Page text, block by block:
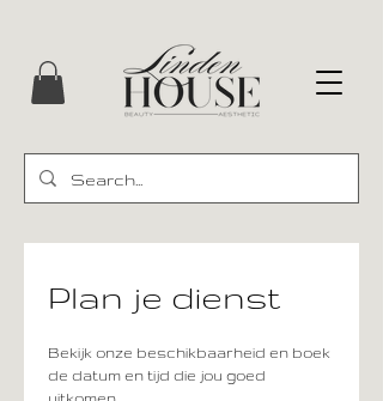
Plan je dienst
Bekijk onze beschikbaarheid en boek
de datum en tijd die jou goed
uitkomen